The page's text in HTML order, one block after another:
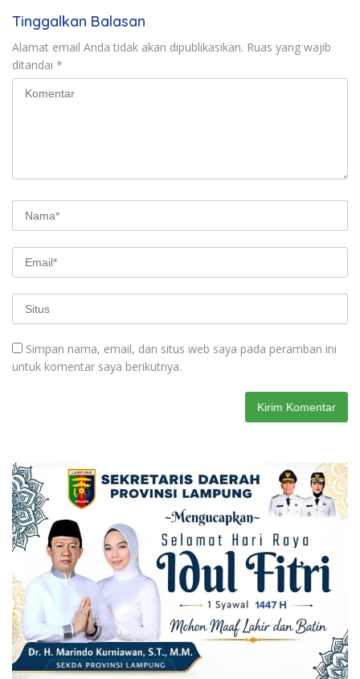
Tinggalkan Balasan
Alamat email Anda tidak akan dipublikasikan. Ruas yang wajib
ditandai *
Simpan nama, email, dan situs web saya pada peramban ini
untuk komentar saya berikutnya.